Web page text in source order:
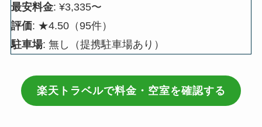
最安料金: ¥3,335〜
評価: ★4.50（95件）
駐車場: 無し（提携駐車場あり）
楽天トラベルで料金・空室を確認する